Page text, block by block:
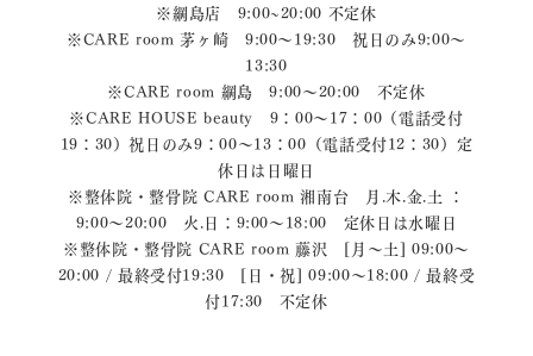
※綱島店 9:00~20:00 不定休
※CARE room 茅ヶ崎 9:00～19:30 祝日のみ9:00～
13:30
※CARE room 綱島 9:00～20:00 不定休
※CARE HOUSE beauty 9：00～17：00（電話受付
19：30）祝日のみ9：00～13：00（電話受付12：30）定
休日は日曜日
※整体院・整骨院 CARE room 湘南台 月.木.金.土 ：
9:00〜20:00 火.日：9:00〜18:00 定休日は水曜日
※整体院・整骨院 CARE room 藤沢 [月～土] 09:00～
20:00 / 最終受付19:30 [日・祝] 09:00～18:00 / 最終受
付17:30 不定休